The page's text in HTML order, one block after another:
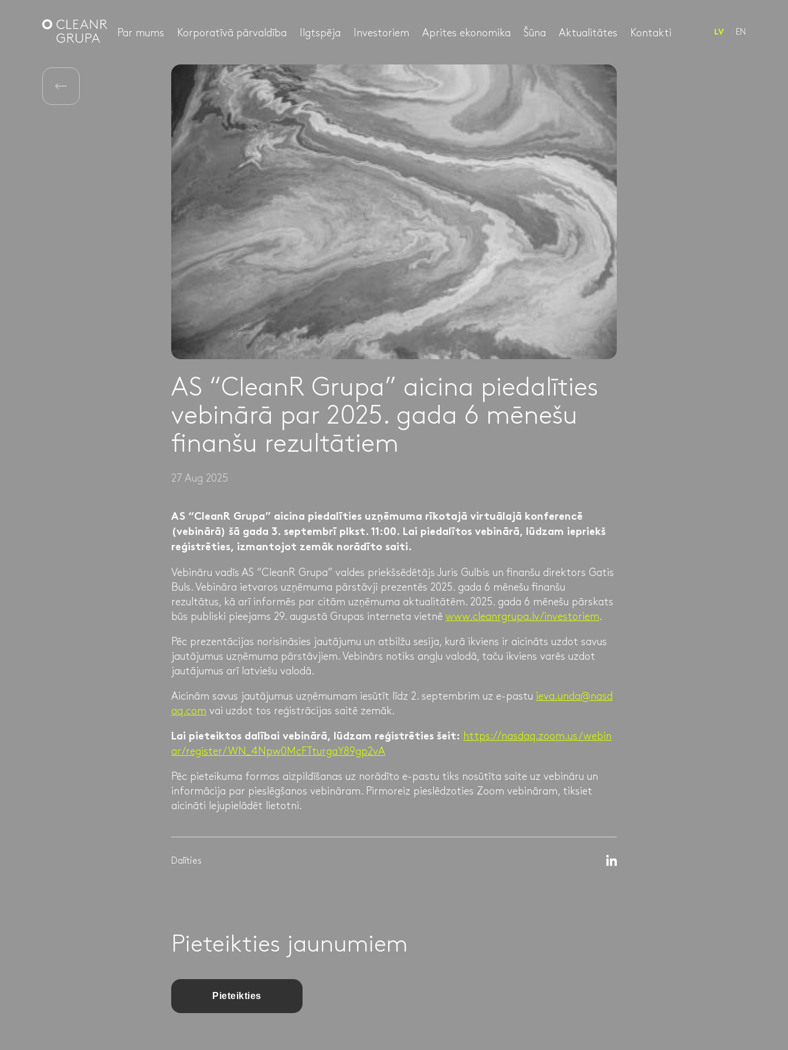
Par mums Korporatīvā pārvaldība Ilgtspēja Investoriem Aprites ekonomika Šūna Aktualitātes Kontakti LV EN
AS “CleanR Grupa” aicina piedalīties
vebinārā par 2025. gada 6 mēnešu
finanšu rezultātiem
27 Aug 2025
AS “CleanR Grupa” aicina piedalīties uzņēmuma rīkotajā virtuālajā konferencē
(vebinārā) šā gada 3. septembrī plkst. 11:00. Lai piedalītos vebinārā, lūdzam iepriekš
reģistrēties, izmantojot zemāk norādīto saiti.
Vebināru vadīs AS “CleanR Grupa” valdes priekšsēdētājs Juris Gulbis un finanšu direktors Gatis
Buls. Vebināra ietvaros uzņēmuma pārstāvji prezentēs 2025. gada 6 mēnešu finanšu
rezultātus, kā arī informēs par citām uzņēmuma aktualitātēm. 2025. gada 6 mēnešu pārskats
būs publiski pieejams 29. augustā Grupas interneta vietnē www.cleanrgrupa.lv/investoriem.
Pēc prezentācijas norisināsies jautājumu un atbilžu sesija, kurā ikviens ir aicināts uzdot savus
jautājumus uzņēmuma pārstāvjiem. Vebinārs notiks angļu valodā, taču ikviens varēs uzdot
jautājumus arī latviešu valodā.
Aicinām savus jautājumus uzņēmumam iesūtīt līdz 2. septembrim uz e-pastu ieva.unda@nasd
aq.com vai uzdot tos reģistrācijas saitē zemāk.
Lai pieteiktos dalībai vebinārā, lūdzam reģistrēties šeit: https://nasdaq.zoom.us/webin
ar/register/WN_4Npw0McFTturgaY89gp2vA
Pēc pieteikuma formas aizpildīšanas uz norādīto e-pastu tiks nosūtīta saite uz vebināru un
informācija par pieslēgšanos vebināram. Pirmoreiz pieslēdzoties Zoom vebināram, tiksiet
aicināti lejupielādēt lietotni.
Dalīties
Pieteikties jaunumiem
Pieteikties